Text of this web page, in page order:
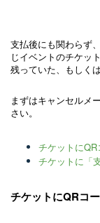
支払後にも関わらず
じイベントのチケッ
残っていた、もしく
まずはキャンセルメ
さい。
チケットに
チケットに「
チケットにQRコ